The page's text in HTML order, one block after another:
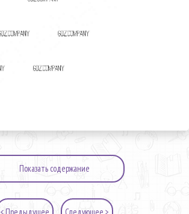
Показать содержание